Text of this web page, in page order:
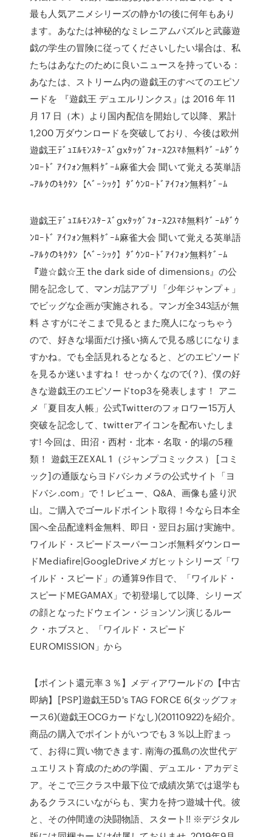
最も人気アニメシリーズの静か1の後に何年もあり
ます。あなたは神秘的なミレニアムパズルと武藤遊
戯の学生の冒険に従ってくださいしたい場合は、私
たちはあなたのために良いニュースを持っている：
あなたは、ストリーム内の遊戯王のすべてのエピソ
ードを 『遊戯王 デュエルリンクス』は 2016 年 11
月 17 日（木）より国内配信を開始して以降、累計
1,200 万ダウンロードを突破しており、今後は欧州
遊戯王ﾃﾞｭｴﾙﾓﾝｽﾀｰｽﾞgxﾀｯｸﾞﾌｫｰｽ2ｽﾏﾎ無料ｹﾞｰﾑﾀﾞｳ
ﾝﾛｰﾄﾞ ｱｲﾌｫﾝ無料ｹﾞｰﾑ麻雀大会 聞いて覚える英単語
~ｱﾙｸのｷｸﾀﾝ【ﾍﾞｰｼｯｸ】ﾀﾞｳﾝﾛｰﾄﾞｱｲﾌｫﾝ無料ｹﾞｰﾑ
遊戯王ﾃﾞｭｴﾙﾓﾝｽﾀｰｽﾞgxﾀｯｸﾞﾌｫｰｽ2ｽﾏﾎ無料ｹﾞｰﾑﾀﾞｳ
ﾝﾛｰﾄﾞ ｱｲﾌｫﾝ無料ｹﾞｰﾑ麻雀大会 聞いて覚える英単語
~ｱﾙｸのｷｸﾀﾝ【ﾍﾞｰｼｯｸ】ﾀﾞｳﾝﾛｰﾄﾞｱｲﾌｫﾝ無料ｹﾞｰﾑ
『遊☆戯☆王 the dark side of dimensions』の公
開を記念して、マンガ誌アプリ「少年ジャンプ＋」
でビッグな企画が実施される。マンガ全343話が無
料 さすがにそこまで見るとまた廃人になっちゃう
ので、好きな場面だけ掻い摘んで見る感じになりま
すかね。でも全話見れるとなると、どのエピソード
を見るか迷いますね！ せっかくなので(？)、僕の好
きな遊戯王のエピソードtop3を発表します！ アニ
メ「夏目友人帳」公式Twitterのフォロワー15万人
突破を記念して、twitterアイコンを配布いたしま
す! 今回は、田沼・西村・北本・名取・的場の5種
類！ 遊戯王ZEXAL 1（ジャンプコミックス） [コミ
ック]の通販ならヨドバシカメラの公式サイト「ヨ
ドバシ.com」で！レビュー、Q&A、画像も盛り沢
山。ご購入でゴールドポイント取得！今なら日本全
国へ全品配達料金無料、即日・翌日お届け実施中。
ワイルド・スピードスーパーコンボ無料ダウンロー
ドMediafire|GoogleDriveメガヒットシリーズ「ワ
イルド・スピード」の通算9作目で、「ワイルド・
スピードMEGAMAX」で初登場して以降、シリーズ
の顔となったドウェイン・ジョンソン演じるルー
ク・ホブスと、「ワイルド・スピード
EUROMISSION」から
【ポイント還元率３％】メディアワールドの【中古
即納】[PSP]遊戯王5D's TAG FORCE 6(タッグフォ
ース6)(遊戯王OCGカードなし)(20110922)を紹介。
商品の購入でポイントがいつでも３％以上貯まっ
て、お得に買い物できます. 南海の孤島の次世代デ
ュエリスト育成のための学園、デュエル・アカデミ
ア。そこで三クラス中最下位で成績次第では退学も
あるクラスにいながらも、実力を持つ遊城十代。彼
と、その仲間達の決闘物語、スタート!! ※デジタル